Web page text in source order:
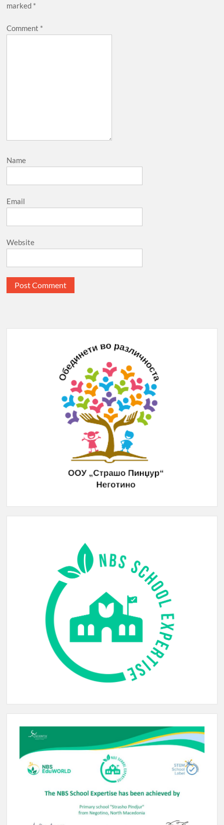
marked *
Comment *
Name
Email
Website